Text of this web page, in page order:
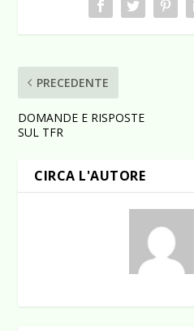
PRECEDENTE
DOMANDE E RISPOSTE
SUL TFR
CIRCA L'AUTORE